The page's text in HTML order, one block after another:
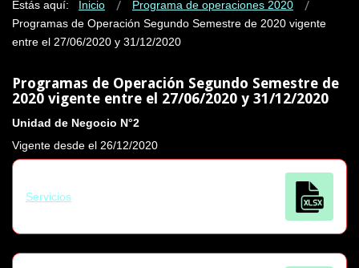
Estás aquí: Inicio
Programa de operaciones 2020
Programas de Operación Segundo Semestre de 2020 vigente
entre el 27/06/2020 y 31/12/2020
Programas de Operación Segundo Semestre de
2020 vigente entre el 27/06/2020 y 31/12/2020
Unidad de Negocio N°2
Vigente desde el 26/12/2020
Servicios